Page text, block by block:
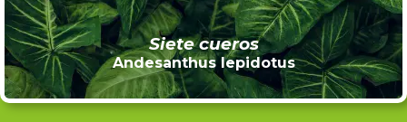
Siete cueros
Andesanthus lepidotus